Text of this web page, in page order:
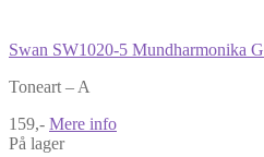
Swan SW1020-5 Mundharmonika G
Toneart – A
159,- Mere info
På lager